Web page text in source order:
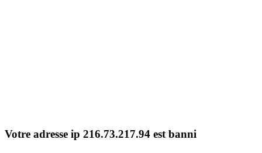
Votre adresse ip 216.73.217.94 est banni